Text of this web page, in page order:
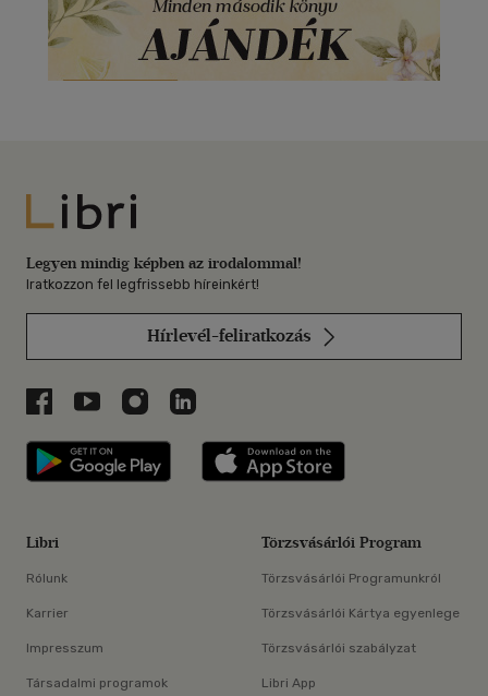
Libri
Legyen mindig képben az irodalommal!
Iratkozzon fel legfrissebb híreinkért!
Hírlevél-feliratkozás
Libri a Facebookon
Libri a Youtube-on
Libri az Instagramon
Libri a LinkedInen
Libri applikáció Szerezd meg: Google
Libri
Rólunk
Karrier
Impresszum
Társadalmi programok
Törzsvásárlói Program
Törzsvásárlói Programunkról
Törzsvásárlói Kártya egyenlege
Törzsvásárlói szabályzat
Libri App